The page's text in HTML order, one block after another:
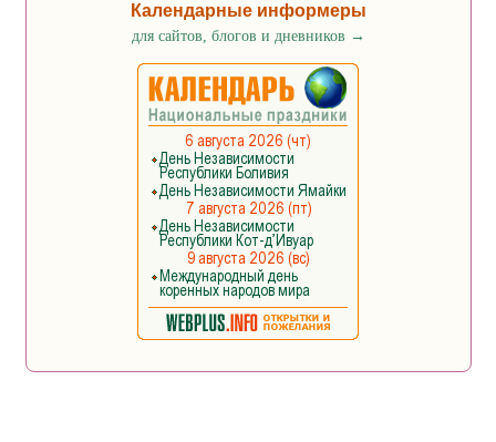
Календарные информеры
для сайтов, блогов и дневников →